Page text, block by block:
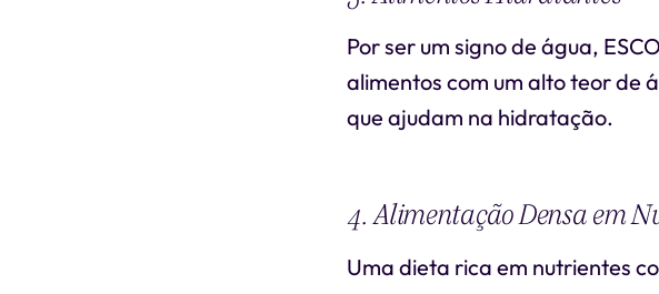
Por ser um signo de água,
alimentos com um alto teor de
que ajudam na hidratação.
4. Alimentação Densa em
Uma dieta rica em nutrientes